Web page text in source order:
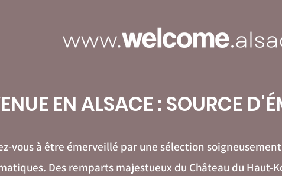
EN ALSACE : SOURCE
vous à être émerveillé par une sélection
Des remparts majestueux du Château du Haut-